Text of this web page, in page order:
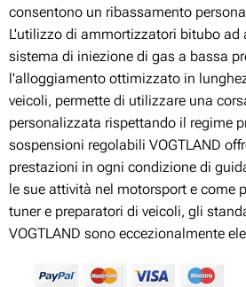
consentono un ribassamento
L'utilizzo di ammortizzatori bitubo ad
sistema di iniezione di gas a bassa
l'alloggiamento ottimizzato in
veicoli, permette di utilizzare una
personalizzata rispettando il regime
sospensioni regolabili VOGTLAND
prestazioni in ogni condizione di
le sue attività nel motorsport e come
tuner e preparatori di veicoli, gli
VOGTLAND sono eccezionalmente